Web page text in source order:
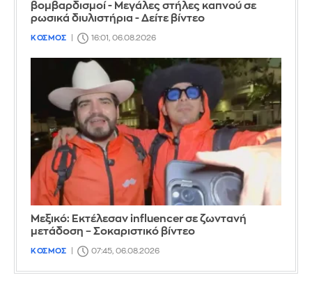
βομβαρδισμοί - Μεγάλες στήλες καπνού σε
ρωσικά διυλιστήρια - Δείτε βίντεο
ΚΟΣΜΟΣ 16:01, 06.08.2026
Μεξικό: Εκτέλεσαν influencer σε ζωντανή
μετάδοση – Σοκαριστικό βίντεο
ΚΟΣΜΟΣ 07:45, 06.08.2026